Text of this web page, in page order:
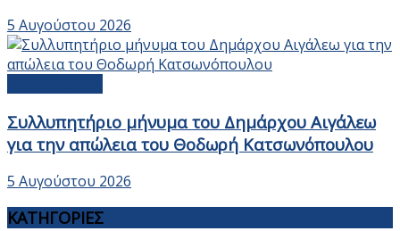
5 Αυγούστου 2026
Συλλυπητήριο μήνυμα του Δημάρχου Αιγάλεω
για την απώλεια του Θοδωρή Κατσωνόπουλου
5 Αυγούστου 2026
ΚΑΤΗΓΟΡΙΕΣ